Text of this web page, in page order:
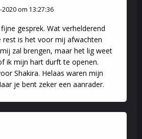
2020 om 13:27:36
gesprek. Wat verhelderend
rest is het voor mij afwachten
zal brengen, maar het lig weet
ik mijn hart durft te openen.
Shakira. Helaas waren mijn
je bent zeker een aanrader.